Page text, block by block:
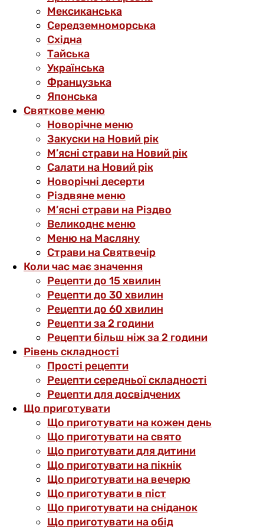
Мексиканська
Середземноморська
Східна
Тайська
Українська
Французька
Японська
Святкове меню
Новорічне меню
Закуски на Новий рік
М’ясні страви на Новий рік
Салати на Новий рік
Новорічні десерти
Різдвяне меню
М’ясні страви на Різдво
Великоднє меню
Меню на Масляну
Страви на Святвечір
Коли час має значення
Рецепти до 15 хвилин
Рецепти до 30 хвилин
Рецепти до 60 хвилин
Рецепти за 2 години
Рецепти більш ніж за 2 години
Рівень складності
Прості рецепти
Рецепти середньої складності
Рецепти для досвідчених
Що приготувати
Що приготувати на кожен день
Що приготувати на свято
Що приготувати для дитини
Що приготувати на пікнік
Що приготувати на вечерю
Що приготувати в піст
Що приготувати на сніданок
Що приготувати на обід